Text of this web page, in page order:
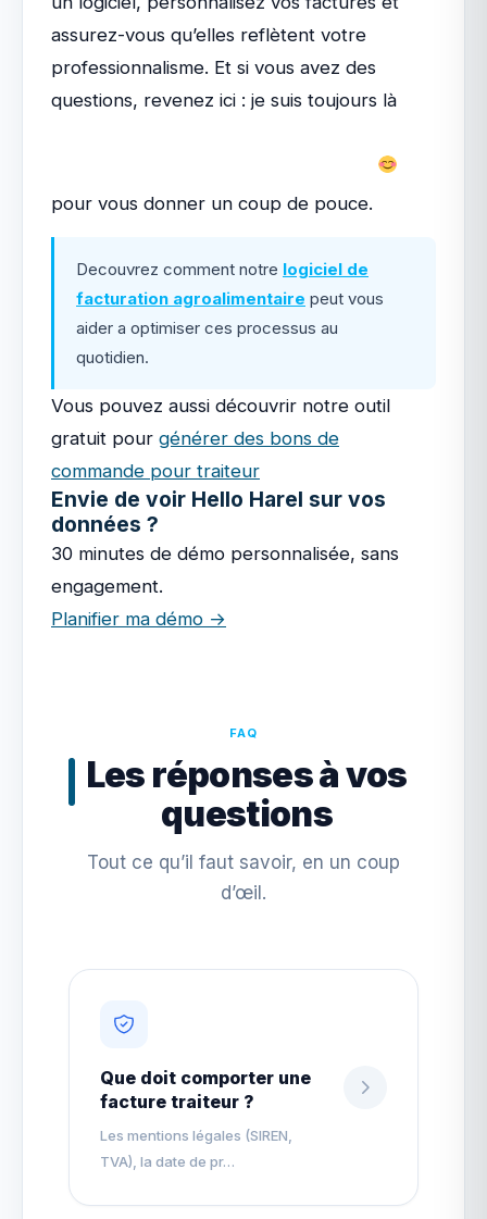
assurez-vous qu’elles reflètent votre
professionnalisme. Et si vous avez des
questions, revenez ici : je suis toujours là
pour vous donner un coup de pouce.
Decouvrez comment notre logiciel de
facturation agroalimentaire peut vous
aider a optimiser ces processus au
quotidien.
Vous pouvez aussi découvrir notre outil
gratuit pour générer des bons de
commande pour traiteur
Envie de voir Hello Harel sur vos
données ?
30 minutes de démo personnalisée, sans
engagement.
Planifier ma démo →
FAQ
Les réponses à vos
questions
Tout ce qu’il faut savoir, en un coup
d’œil.
Que doit comporter une
facture traiteur ?
Les mentions légales (SIREN,
TVA), la date de pr…